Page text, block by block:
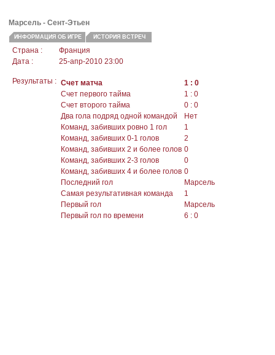
Марсель - Сент-Этьен
ИНФОРМАЦИЯ ОБ ИГРЕ ИСТОРИЯ ВСТРЕЧ
Страна :
Франция
Дата :
25-апр-2010 23:00
Результаты : Счет матча
1 : 0
Счет первого тайма
1 : 0
Счет второго тайма
0 : 0
Два гола подряд одной командой
Нет
Команд, забивших ровно 1 гол
1
Команд, забивших 0-1 голов
2
Команд, забивших 2 и более голов 0
Команд, забивших 2-3 голов
0
Команд, забивших 4 и более голов 0
Последний гол
Марсель
Самая результативная команда
1
Первый гол
Марсель
Первый гол по времени
6 : 0